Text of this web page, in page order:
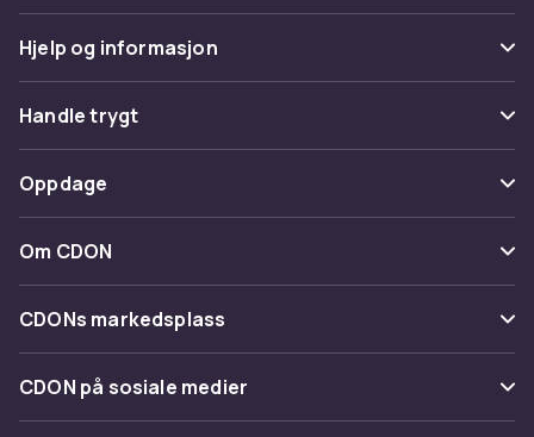
Hjelp og informasjon
Vanlige spørsmål
Spor pakke
Angre & returner her
Kontakt oss
Handle trygt
Betaling
Levering
Tilbakekallinger
Oppdage
Kategorier
Varemerker
Om CDON
Om oss
Kundeanmeldelser
Jobbe på CDON
CDONs markedsplass
Merchant Help Center
CDON på sosiale medier